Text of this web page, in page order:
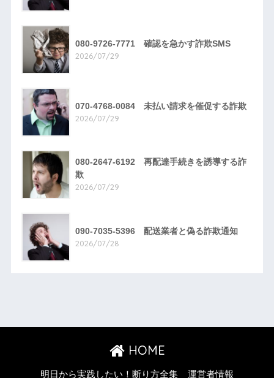
080-9726-7771 確認を急かす詐欺SMS
2026/07/29
070-4768-0084 未払い請求を催促する詐欺
2026/07/29
080-2647-6192 再配達手続きを誘導する詐
欺
2026/07/29
090-7035-5396 配送業者と偽る詐欺通知
2026/07/28
HOME
明日から実践したい！断り方全集 運営者情報